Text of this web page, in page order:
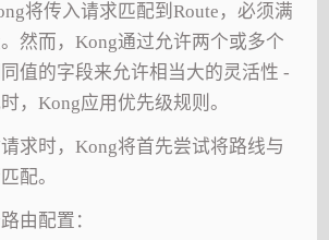
将传入请求匹配到Route，必须满
然而，Kong通过允许两个或多个
值的字段来允许相当大的灵活性 -
，Kong应用优先级规则。
求时，Kong将首先尝试将路线与
配。
由配置：